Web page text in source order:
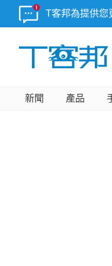
T客邦為提供您
新聞 產品